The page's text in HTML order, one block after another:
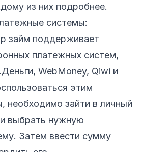
из них подробнее.
системы:
займ поддерживает
платежных систем,
WebMoney, Qiwi и
этим
необходимо зайти в личный
выбрать нужную
Затем ввести сумму